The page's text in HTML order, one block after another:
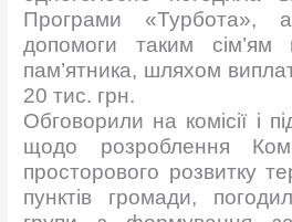
Програми «Турбота»,
допомоги таким сім’ям
пам’ятника, шляхом
20 тис. грн.
Обговорили на комісії і
щодо розроблення
просторового розвитку
пунктів громади,